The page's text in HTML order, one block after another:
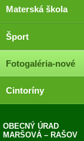
Materská škola
Šport
Fotogaléria-nové
Cintoríny
OBECNÝ ÚRAD
MARŠOVÁ – RAŠOV